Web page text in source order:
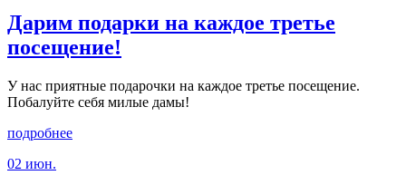
Дарим подарки на каждое третье
посещение!
У нас приятные подарочки на каждое третье посещение.
Побалуйте себя милые дамы!
подробнее
02 июн.